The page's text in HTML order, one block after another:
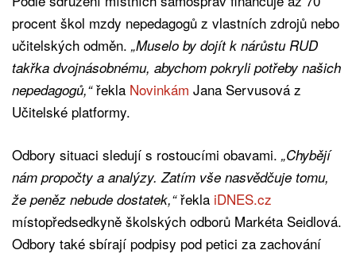
procent škol mzdy nepedagogů z vlastních zdrojů nebo
učitelských odměn. „Muselo by dojít k nárůstu RUD
takřka dvojnásobnému, abychom pokryli potřeby našich
nepedagogů,“řekla Novinkám Jana Servusová z
Učitelské platformy.
Odbory situaci sledují s rostoucími obavami. „Chybějí
nám propočty a analýzy. Zatím vše nasvědčuje tomu,
že peněz nebude dostatek,“řekla iDNES.cz
místopředsedkyně školských odborů Markéta Seidlová.
Odbory také sbírají podpisy pod petici za zachování